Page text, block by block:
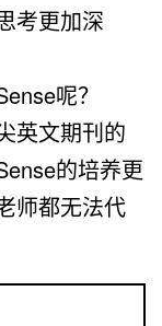
考更加深
呢？
英文期刊的
的培养更
师都无法代